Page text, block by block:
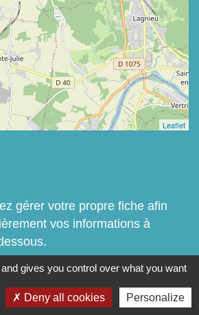
Leaflet
gérer votre propre fiche afin
vos informations à
à la contribution
gives you control over what you want
Deny all cookies Personalize